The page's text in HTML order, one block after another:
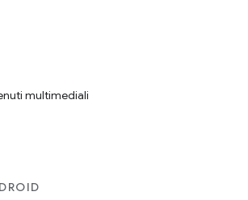
multimediali